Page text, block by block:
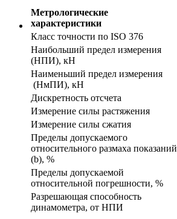
Метрологические
характеристики
Класс точности по ISO 376
Наибольший предел измерения
(НПИ), кН
Наименьший предел измерения
(НмПИ), кН
Дискретность отсчета
Измерение силы растяжения
Измерение силы сжатия
Пределы допускаемого
относительного размаха показаний
(b), %
Пределы допускаемой
относительной погрешности, %
Разрешающая способность
динамометра, от НПИ